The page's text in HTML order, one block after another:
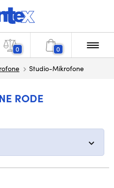
0 0
Studio-Mikrofone
RODE